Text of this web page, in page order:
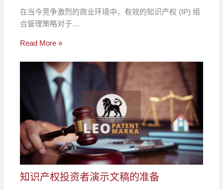
在当今竞争激烈的商业环境中，有效的知识产权 (IP) 组
合管理策略对于…
Read More »
知识产权投资者演示文稿的准备